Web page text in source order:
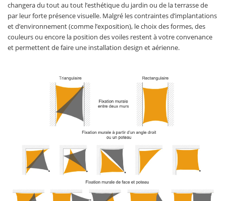
changera du tout au tout l’esthétique du jardin ou de la terrasse de
par leur forte présence visuelle. Malgré les contraintes d’implantations
et d’environnement (comme l’exposition), le choix des formes, des
couleurs ou encore la position des voiles restent à votre convenance
et permettent de faire une installation design et aérienne.